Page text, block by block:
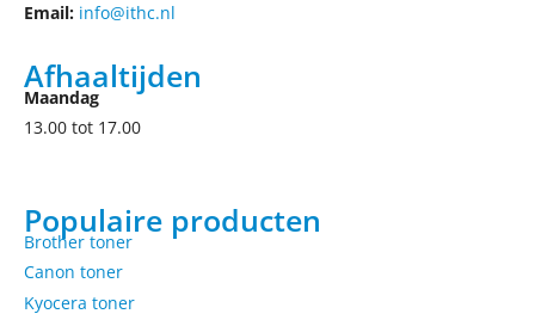
Email: info@ithc.nl
Afhaaltijden
Maandag
13.00 tot 17.00
Populaire producten
Brother toner
Canon toner
Kyocera toner